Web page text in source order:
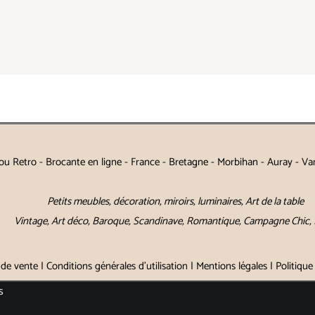
Retro - Brocante en ligne - France - Bretagne - Morbihan - Auray -
Petits meubles, décoration, miroirs, luminaires, Art de la table
Vintage, Art déco, Baroque, Scandinave, Romantique, Campagne
vente | Conditions générales d'utilisation | Mentions légales |